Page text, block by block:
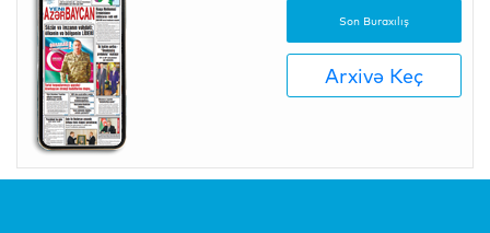
Son Buraxılış
Arxivə Keç